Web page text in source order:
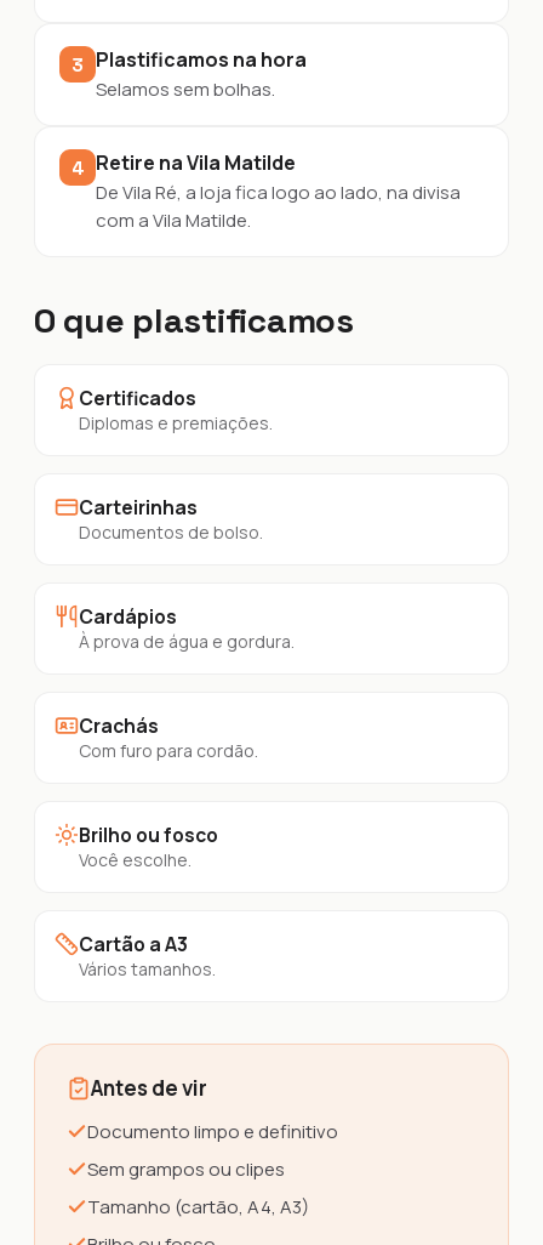
3 Plastificamos na hora
Selamos sem bolhas.
4 Retire na Vila Matilde
De Vila Ré, a loja fica logo ao lado, na divisa
com a Vila Matilde.
O que plastificamos
Certificados
Diplomas e premiações.
Carteirinhas
Documentos de bolso.
Cardápios
À prova de água e gordura.
Crachás
Com furo para cordão.
Brilho ou fosco
Você escolhe.
Cartão a A3
Vários tamanhos.
Antes de vir
Documento limpo e definitivo
Sem grampos ou clipes
Tamanho (cartão, A4, A3)